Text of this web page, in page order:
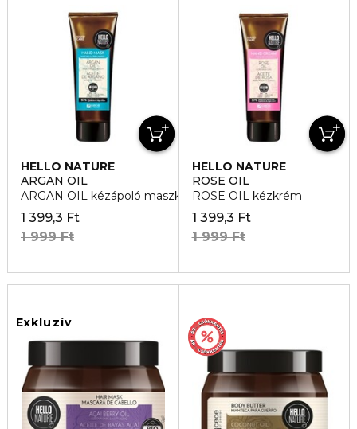
HELLO NATURE
ARGAN OIL
ARGAN OIL kézápoló maszk
1 399,3 Ft
1 999 Ft
HELLO NATURE
ROSE OIL
ROSE OIL kézkrém
1 399,3 Ft
1 999 Ft
Exkluzív